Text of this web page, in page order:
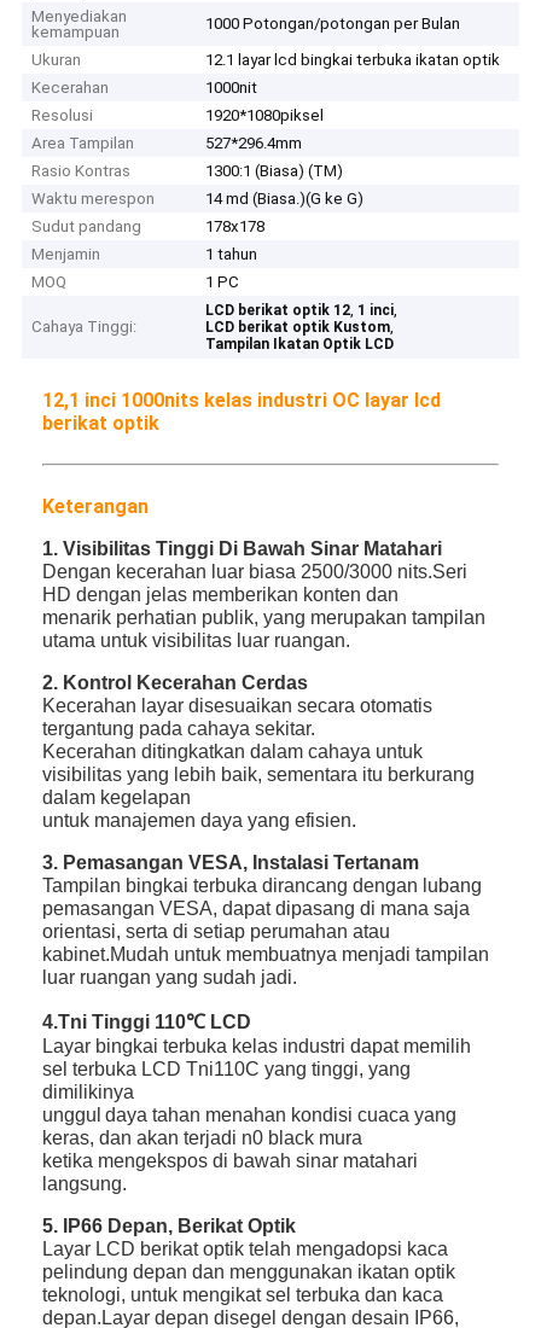
Menyediakan
kemampuan
1000 Potongan/potongan per Bulan
Ukuran
12.1 layar lcd bingkai terbuka ikatan optik
Kecerahan
1000nit
Resolusi
1920*1080piksel
Area Tampilan
527*296.4mm
Rasio Kontras
1300:1 (Biasa) (TM)
Waktu merespon
14 md (Biasa.)(G ke G)
Sudut pandang
178x178
Menjamin
1 tahun
MOQ
1 PC
Cahaya Tinggi:
LCD berikat optik 12, 1 inci,
LCD berikat optik Kustom,
Tampilan Ikatan Optik LCD
12,1 inci 1000nits kelas industri OC layar lcd
berikat optik
Keterangan
1. Visibilitas Tinggi Di Bawah Sinar Matahari
Dengan kecerahan luar biasa 2500/3000 nits.Seri
HD dengan jelas memberikan konten dan
menarik perhatian publik, yang merupakan tampilan
utama untuk visibilitas luar ruangan.
2. Kontrol Kecerahan Cerdas
Kecerahan layar disesuaikan secara otomatis
tergantung pada cahaya sekitar.
Kecerahan ditingkatkan dalam cahaya untuk
visibilitas yang lebih baik, sementara itu berkurang
dalam kegelapan
untuk manajemen daya yang efisien.
3. Pemasangan VESA, Instalasi Tertanam
Tampilan bingkai terbuka dirancang dengan lubang
pemasangan VESA, dapat dipasang di mana saja
orientasi, serta di setiap perumahan atau
kabinet.Mudah untuk membuatnya menjadi tampilan
luar ruangan yang sudah jadi.
4.Tni Tinggi 110℃ LCD
Layar bingkai terbuka kelas industri dapat memilih
sel terbuka LCD Tni110C yang tinggi, yang
dimilikinya
unggul daya tahan menahan kondisi cuaca yang
keras, dan akan terjadi n0 black mura
ketika mengekspos di bawah sinar matahari
langsung.
5. IP66 Depan, Berikat Optik
Layar LCD berikat optik telah mengadopsi kaca
pelindung depan dan menggunakan ikatan optik
teknologi, untuk mengikat sel terbuka dan kaca
depan.Layar depan disegel dengan desain IP66,